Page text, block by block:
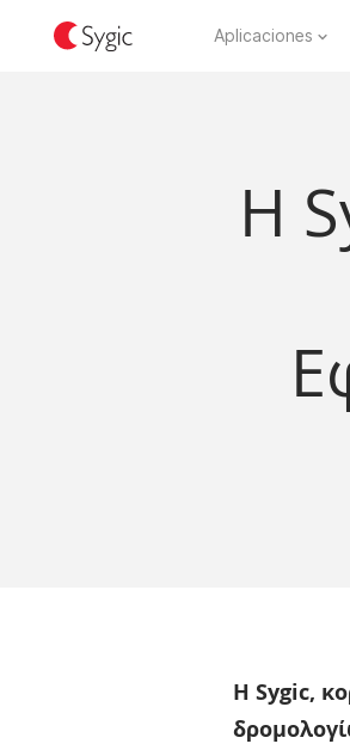
Aplicaciones
Η
Η Sygic,